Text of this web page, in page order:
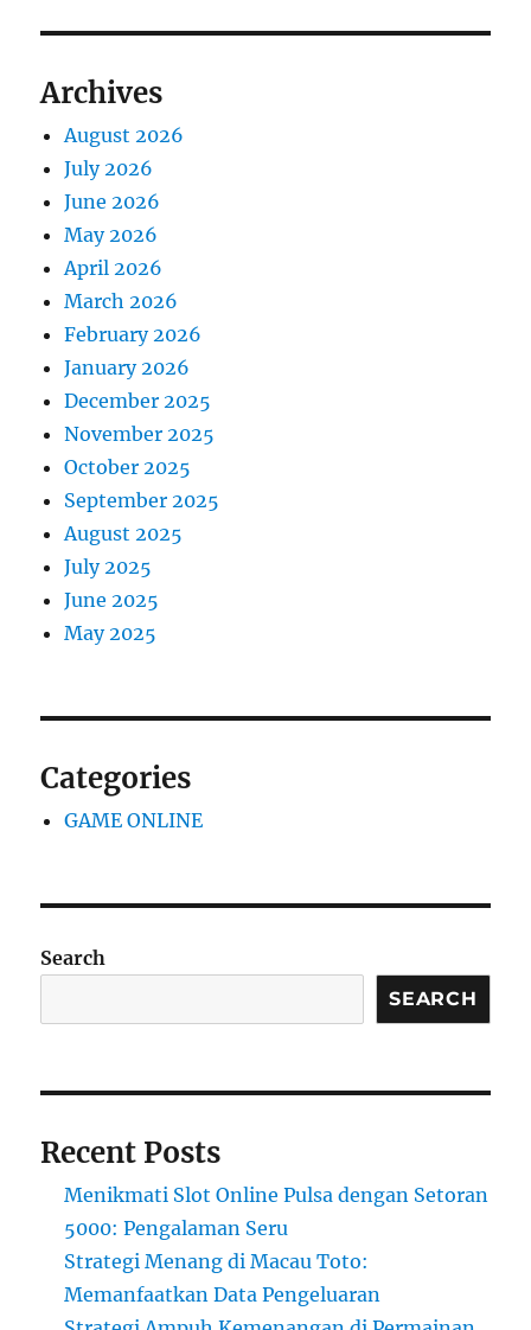
Archives
August 2026
July 2026
June 2026
May 2026
April 2026
March 2026
February 2026
January 2026
December 2025
November 2025
October 2025
September 2025
August 2025
July 2025
June 2025
May 2025
Categories
GAME ONLINE
Search
SEARCH
Recent Posts
Menikmati Slot Online Pulsa dengan Setoran
5000: Pengalaman Seru
Strategi Menang di Macau Toto:
Memanfaatkan Data Pengeluaran